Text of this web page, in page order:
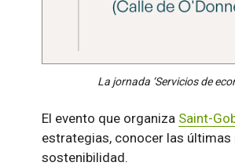
La jornada ‘Servicios de
El evento que organiza Saint-
estrategias, conocer las
sostenibilidad.